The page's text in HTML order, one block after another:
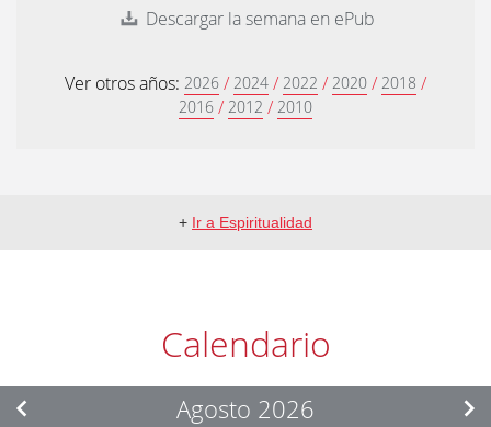
Descargar la semana en ePub
Ver otros años: 2026 / 2024 / 2022 / 2020 / 2018 /
2016 / 2012 / 2010
+ Ir a Espiritualidad
Calendario
Agosto 2026